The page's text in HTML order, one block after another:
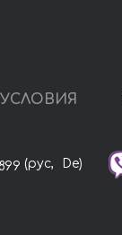
УСЛОВИЯ
(рус, De)